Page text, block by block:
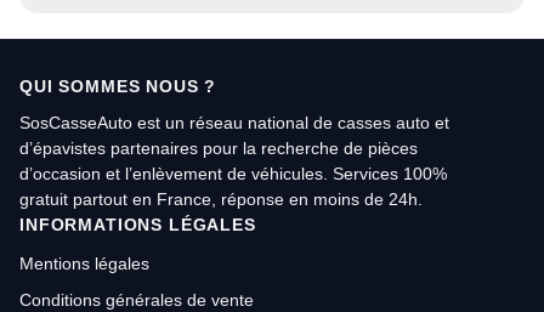
QUI SOMMES NOUS ?
SosCasseAuto est un réseau national de casses auto et
d’épavistes partenaires pour la recherche de pièces
d’occasion et l’enlèvement de véhicules. Services 100%
gratuit partout en France, réponse en moins de 24h.
INFORMATIONS LÉGALES
Mentions légales
Conditions générales de vente